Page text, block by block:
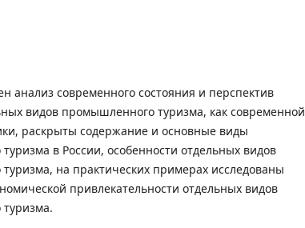
анализ современного состояния и перспектив
видов промышленного туризма, как современной
раскрыты содержание и основные виды
в России, особенности отдельных видов
на практических примерах исследованы
привлекательности отдельных видов